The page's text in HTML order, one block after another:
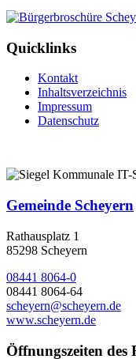
Quicklinks
Kontakt
Inhaltsverzeichnis
Impressum
Datenschutz
Gemeinde Scheyern
Rathausplatz 1
85298 Scheyern
08441 8064-0
08441 8064-64
scheyern@scheyern.de
www.scheyern.de
Öffnungszeiten des